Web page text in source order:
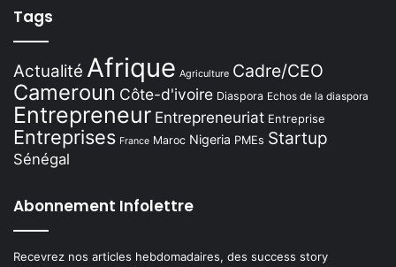
Tags
Actualité Afrique Agriculture Cadre/CEO
Cameroun Côte-d'ivoire Diaspora Echos de la diaspora
Entrepreneur Entrepreneuriat Entreprise
Entreprises France Maroc Nigeria PMEs Startup
Sénégal
Abonnement Infolettre
Recevrez nos articles hebdomadaires, des success story